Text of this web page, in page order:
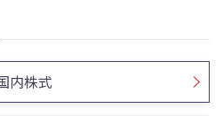
内株式